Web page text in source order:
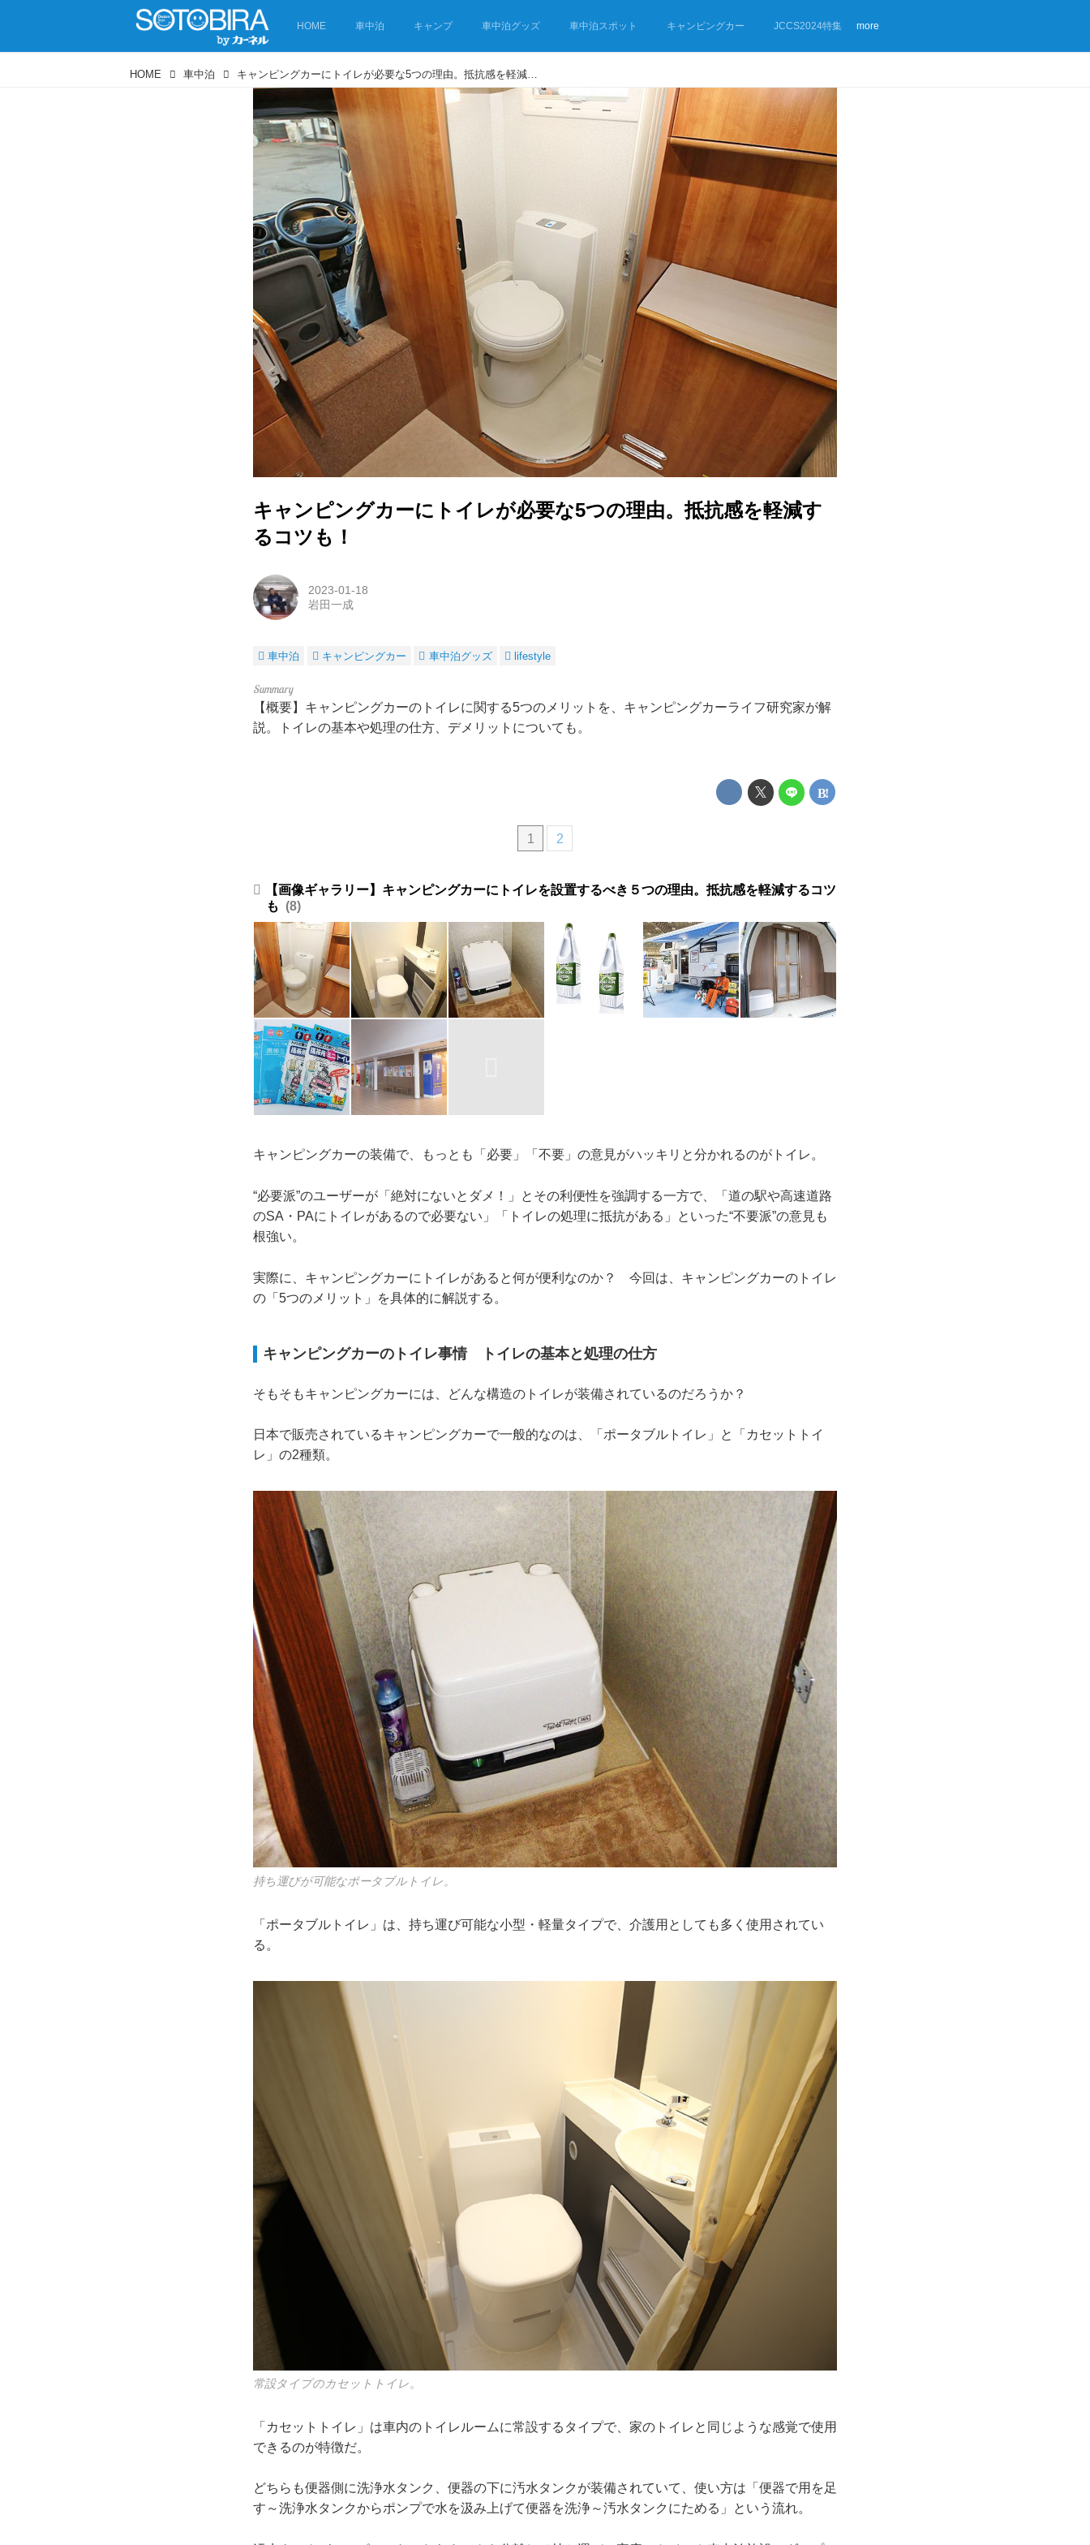
HOME 車中泊 キャンプ 車中泊グッズ 車中泊スポット キャンピングカー JCCS2024特集 more
HOME 車中泊 キャンピングカーにトイレが必要な5つの理由。抵抗感を軽減するコツも！
キャンピングカーにトイレが必要な5つの理由。抵抗感を軽減す
るコツも！
2023-01-18
岩田一成
車中泊 キャンピングカー 車中泊グッズ lifestyle
【概要】キャンピングカーのトイレに関する5つのメリットを、キャンピングカーライフ研究家が解
説。トイレの基本や処理の仕方、デメリットについても。
1 2
【画像ギャラリー】キャンピングカーにトイレを設置するべき５つの理由。抵抗感を軽減するコツ
も
8
キャンピングカーの装備で、もっとも「必要」「不要」の意見がハッキリと分かれるのがトイレ。
“必要派”のユーザーが「絶対にないとダメ！」とその利便性を強調する一方で、「道の駅や高速道路
のSA・PAにトイレがあるので必要ない」「トイレの処理に抵抗がある」といった“不要派”の意見も
根強い。
実際に、キャンピングカーにトイレがあると何が便利なのか？ 今回は、キャンピングカーのトイレ
の「5つのメリット」を具体的に解説する。
キャンピングカーのトイレ事情 トイレの基本と処理の仕方
そもそもキャンピングカーには、どんな構造のトイレが装備されているのだろうか？
日本で販売されているキャンピングカーで一般的なのは、「ポータブルトイレ」と「カセットトイ
レ」の2種類。
持ち運びが可能なポータブルトイレ。
「ポータブルトイレ」は、持ち運び可能な小型・軽量タイプで、介護用としても多く使用されてい
る。
常設タイプのカセットトイレ。
「カセットトイレ」は車内のトイレルームに常設するタイプで、家のトイレと同じような感覚で使用
できるのが特徴だ。
どちらも便器側に洗浄水タンク、便器の下に汚水タンクが装備されていて、使い方は「便器で用を足
す～洗浄水タンクからポンプで水を汲み上げて便器を洗浄～汚水タンクにためる」という流れ。